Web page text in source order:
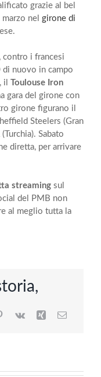
grazie al bel
nel girone di
, contro i francesi
di nuovo in campo
il Toulouse Iron
gara del girone con
girone figurano il
Steelers (Gran
Sabato
diretta, per arrivare
streaming sul
del PMB non
al meglio tutta la
Pinterest
Vk Xing Email